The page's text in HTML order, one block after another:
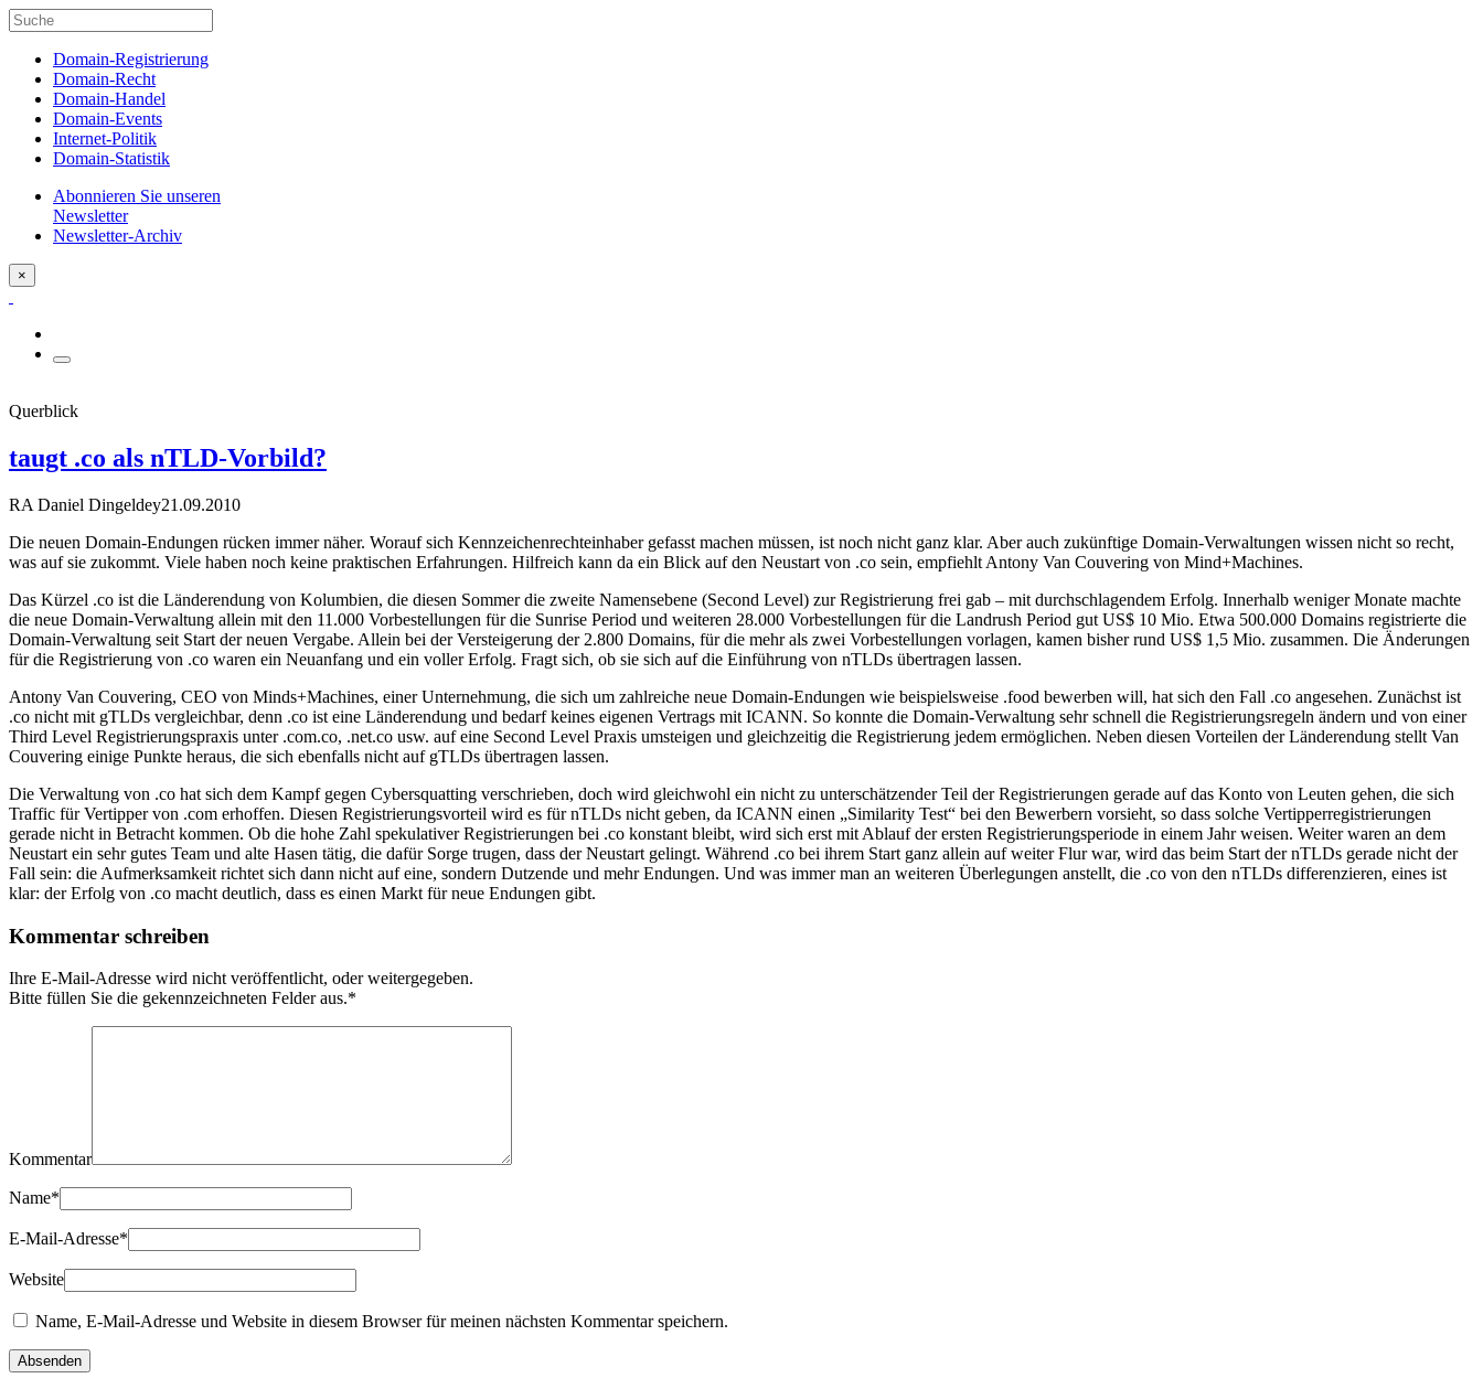
Domain-Registrierung
Domain-Recht
Domain-Handel
Domain-Events
Internet-Politik
Domain-Statistik
Abonnieren Sie unseren
Newsletter
Newsletter-Archiv
×
Querblick
taugt .co als nTLD-Vorbild?
RA Daniel Dingeldey21.09.2010
Die neuen Domain-Endungen rücken immer näher. Worauf sich Kennzeichenrechteinhaber gefasst machen müssen, ist noch nicht ganz klar. Aber auch zukünftige Domain-Verwaltungen wissen nicht so recht,
was auf sie zukommt. Viele haben noch keine praktischen Erfahrungen. Hilfreich kann da ein Blick auf den Neustart von .co sein, empfiehlt Antony Van Couvering von Mind+Machines.
Das Kürzel .co ist die Länderendung von Kolumbien, die diesen Sommer die zweite Namensebene (Second Level) zur Registrierung frei gab – mit durchschlagendem Erfolg. Innerhalb weniger Monate machte
die neue Domain-Verwaltung allein mit den 11.000 Vorbestellungen für die Sunrise Period und weiteren 28.000 Vorbestellungen für die Landrush Period gut US$ 10 Mio. Etwa 500.000 Domains registrierte die
Domain-Verwaltung seit Start der neuen Vergabe. Allein bei der Versteigerung der 2.800 Domains, für die mehr als zwei Vorbestellungen vorlagen, kamen bisher rund US$ 1,5 Mio. zusammen. Die Änderungen
für die Registrierung von .co waren ein Neuanfang und ein voller Erfolg. Fragt sich, ob sie sich auf die Einführung von nTLDs übertragen lassen.
Antony Van Couvering, CEO von Minds+Machines, einer Unternehmung, die sich um zahlreiche neue Domain-Endungen wie beispielsweise .food bewerben will, hat sich den Fall .co angesehen. Zunächst ist
.co nicht mit gTLDs vergleichbar, denn .co ist eine Länderendung und bedarf keines eigenen Vertrags mit ICANN. So konnte die Domain-Verwaltung sehr schnell die Registrierungsregeln ändern und von einer
Third Level Registrierungspraxis unter .com.co, .net.co usw. auf eine Second Level Praxis umsteigen und gleichzeitig die Registrierung jedem ermöglichen. Neben diesen Vorteilen der Länderendung stellt Van
Couvering einige Punkte heraus, die sich ebenfalls nicht auf gTLDs übertragen lassen.
Die Verwaltung von .co hat sich dem Kampf gegen Cybersquatting verschrieben, doch wird gleichwohl ein nicht zu unterschätzender Teil der Registrierungen gerade auf das Konto von Leuten gehen, die sich
Traffic für Vertipper von .com erhoffen. Diesen Registrierungsvorteil wird es für nTLDs nicht geben, da ICANN einen „Similarity Test“ bei den Bewerbern vorsieht, so dass solche Vertipperregistrierungen
gerade nicht in Betracht kommen. Ob die hohe Zahl spekulativer Registrierungen bei .co konstant bleibt, wird sich erst mit Ablauf der ersten Registrierungsperiode in einem Jahr weisen. Weiter waren an dem
Neustart ein sehr gutes Team und alte Hasen tätig, die dafür Sorge trugen, dass der Neustart gelingt. Während .co bei ihrem Start ganz allein auf weiter Flur war, wird das beim Start der nTLDs gerade nicht der
Fall sein: die Aufmerksamkeit richtet sich dann nicht auf eine, sondern Dutzende und mehr Endungen. Und was immer man an weiteren Überlegungen anstellt, die .co von den nTLDs differenzieren, eines ist
klar: der Erfolg von .co macht deutlich, dass es einen Markt für neue Endungen gibt.
Kommentar schreiben
Ihre E-Mail-Adresse wird nicht veröffentlicht, oder weitergegeben.
Bitte füllen Sie die gekennzeichneten Felder aus.*
Kommentar
Name*
E-Mail-Adresse*
Website
Name, E-Mail-Adresse und Website in diesem Browser für meinen nächsten Kommentar speichern.